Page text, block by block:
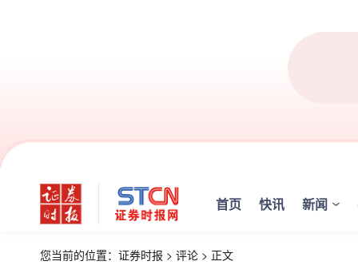
首页 快讯 新闻
您当前的位置： 证券时报 > 评论 > 正文